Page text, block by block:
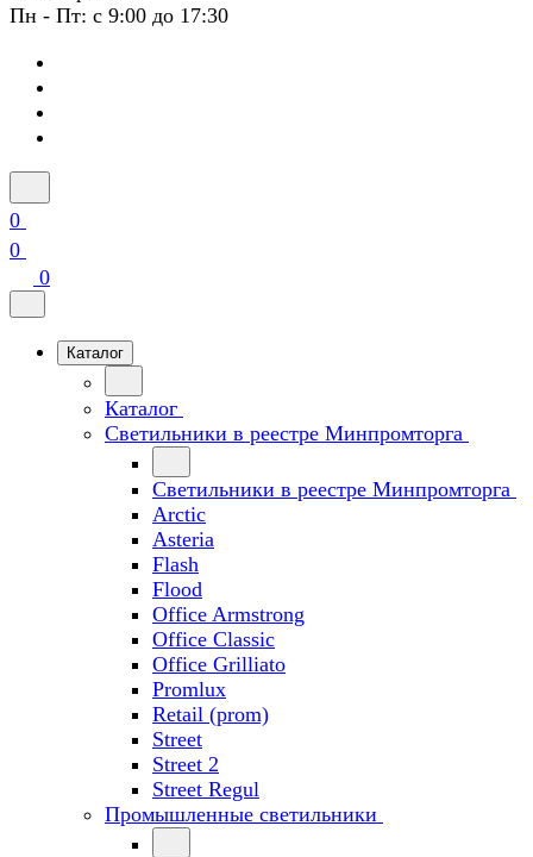
Пн - Пт: с 9:00 до 17:30
0
0
0
Каталог
Каталог
Светильники в реестре Минпромторга
Светильники в реестре Минпромторга
Arctic
Asteria
Flash
Flood
Office Armstrong
Office Classic
Office Grilliato
Promlux
Retail (prom)
Street
Street 2
Street Regul
Промышленные светильники